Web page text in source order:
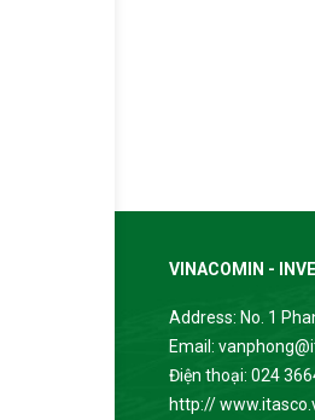
VINACOMIN -
Address: No. 1
Email:
Điện thoại: 024
http://